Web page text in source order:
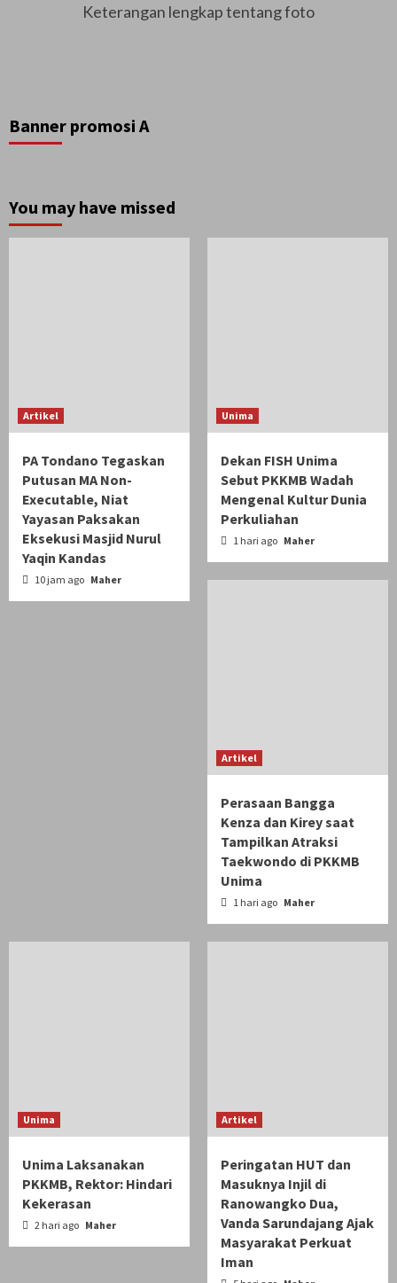
Keterangan lengkap tentang foto
Banner promosi A
You may have missed
Artikel
PA Tondano Tegaskan
Putusan MA Non-
Executable, Niat
Yayasan Paksakan
Eksekusi Masjid Nurul
Yaqin Kandas
10 jam ago Maher
Unima
Dekan FISH Unima
Sebut PKKMB Wadah
Mengenal Kultur Dunia
Perkuliahan
1 hari ago Maher
Artikel
Perasaan Bangga
Kenza dan Kirey saat
Tampilkan Atraksi
Taekwondo di PKKMB
Unima
1 hari ago Maher
Unima
Unima Laksanakan
PKKMB, Rektor: Hindari
Kekerasan
2 hari ago Maher
Artikel
Peringatan HUT dan
Masuknya Injil di
Ranowangko Dua,
Vanda Sarundajang Ajak
Masyarakat Perkuat
Iman